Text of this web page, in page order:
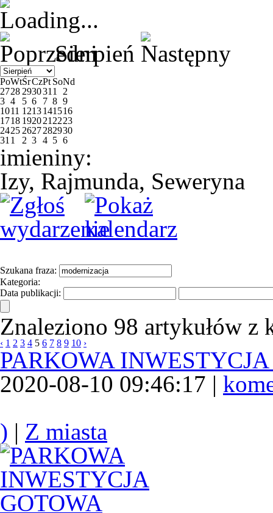
Sierpień
PoWtŚrCzPt SoNd
2728 293031 1
2
3 4 5 6 7 8 9
1011 1213141516
1718 192021 2223
2425 2627282930
31 1 2 3 4 5 6
imieniny:
Izy, Rajmunda, Seweryna
Szukana fraza:
Kategoria:
Data publikacji:
Znaleziono 98 artykułów
‹ 1 2 3 4 5 6 7 8 9 10 ›
PARKOWA
2020-08-10 09:46:17 |
) | Z miasta